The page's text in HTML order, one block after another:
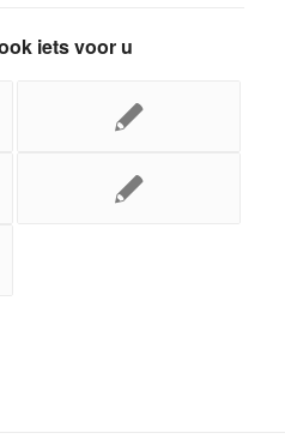
iets voor u